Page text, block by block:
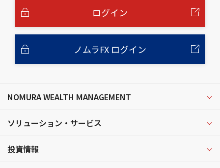
ログイン
ノムラFX ログイン
NOMURA WEALTH MANAGEMENT
ソリューション・サービス
投資情報